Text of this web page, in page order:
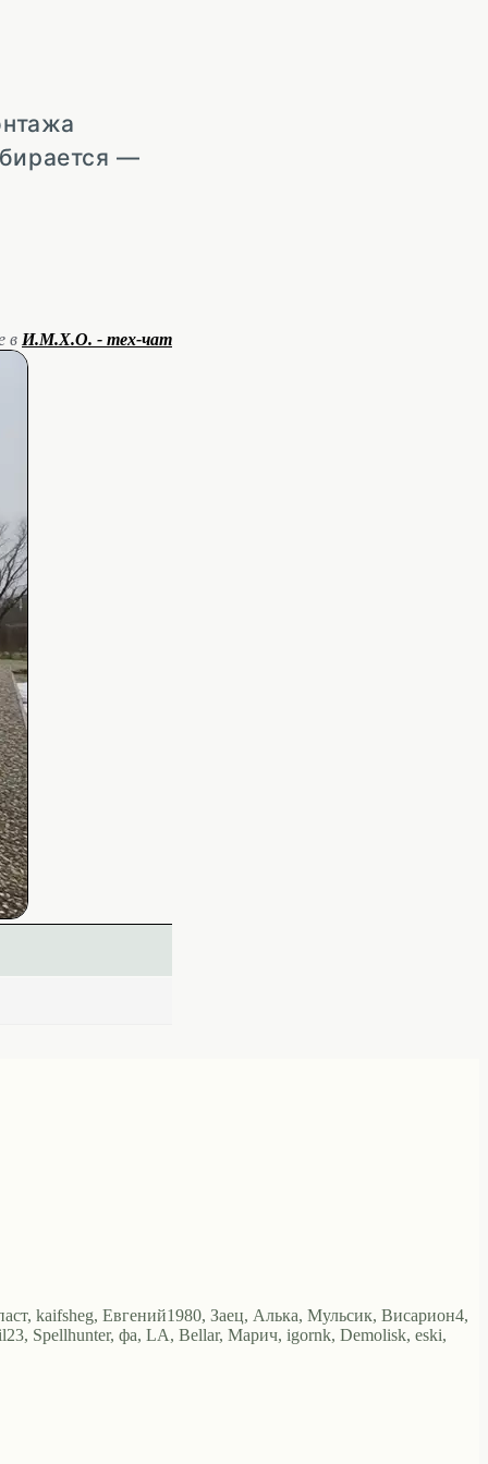
—
в И.М.Х.О. - тех-чат
kaifsheg, Евгений1980, Заец, Алька, Мульсик, Висариoн4,
Spellhunter, фа, LA, Bellar, Марич, igornk, Demolisk, eski,